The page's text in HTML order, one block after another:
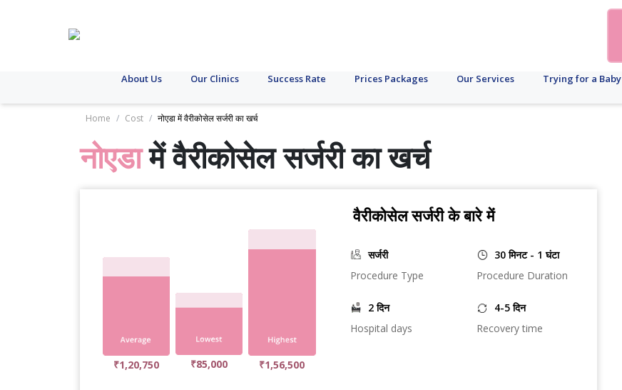
About Us Our Clinics Success Rate Prices Packages Our Services Trying for a Baby
Home / Cost / नोएडा में वैरीकोसेल सर्जरी का खर्च
नोएडामें वैरीकोसेल सर्जरी का खर्च
₹1,20,750 ₹85,000 ₹1,56,500
वैरीकोसेल सर्जरी के बारे में
सर्जरी
Procedure Type
30 मिनट - 1 घंटा
Procedure Duration
2 दिन
Hospital days
4-5 दिन
Recovery time